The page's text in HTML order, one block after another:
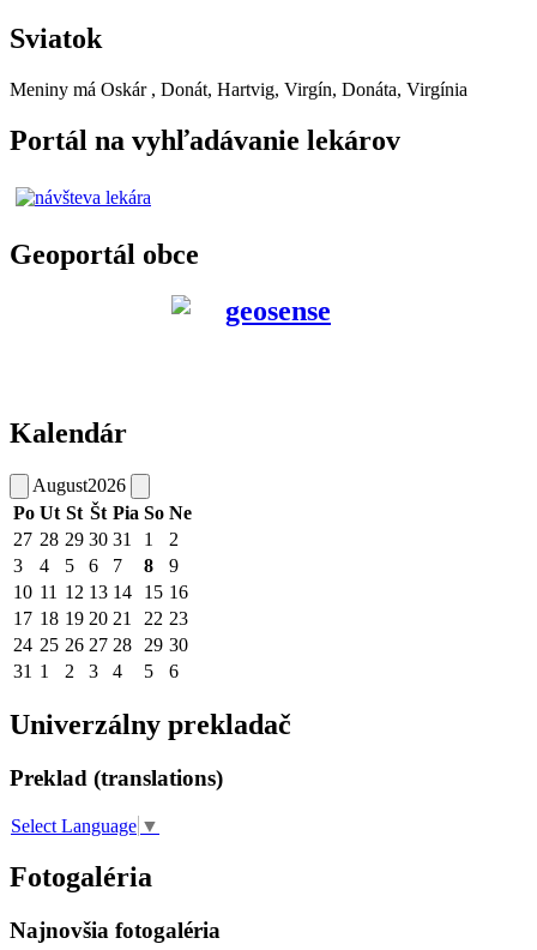
Sviatok
Meniny má Oskár , Donát, Hartvig, Virgín, Donáta, Virgínia
Portál na vyhľadávanie lekárov
Geoportál obce
Kalendár
August2026
Po Ut St Št Pia So Ne
27 28 29 30 31 1
2
3
4 5 6 7 8
9
10 11 12 13 14 15 16
17 18 19 20 21 22 23
24 25 26 27 28 29 30
31 1 2 3 4 5 6
Univerzálny prekladač
Preklad (translations)
Select Language ▼
Fotogaléria
Najnovšia fotogaléria